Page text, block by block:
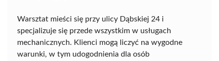
Warsztat mieści się przy ulicy Dąbskiej 24 i
specjalizuje się przede wszystkim w usługach
mechanicznych. Klienci mogą liczyć na wygodne
warunki, w tym udogodnienia dla osób